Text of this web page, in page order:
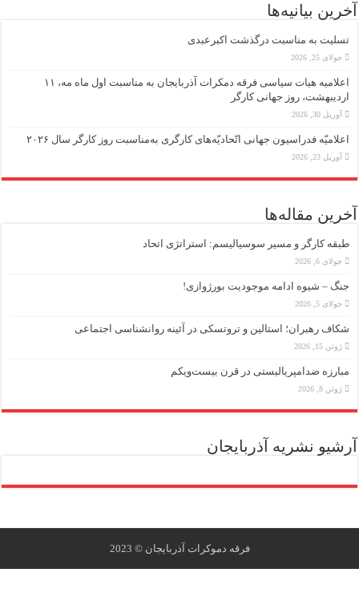
بیانیه‌ها
به مناسبت درگذشت اکبرعبدی
جولای 25, 2026
اعلامیه هیات سیاسی فرقه دمکرات آذربایجان به مناسبت اول ماه مه، ۱۱
روز جهانی کارگر
آوریل 30, 2026
فدراسیون جهانی اتّحادیّه‌های کارگری به‌مناسبت روز کارگر سال ۲۰۲۶
آوریل 23, 2026
مقاله‌ها
کارگر و مسیر سوسیالیسم: استراتژی اتحاد
جولای 6, 2026
– شیوه ادامه موجودیت بورژوازی!
جولای 5, 2026
رهبران؛ استالین و تروتسکی در آئینه روانشناسی اجتماعی
ژوئن 15, 2026
ضد‌امپریالیستی در قرن بیست‌ویکم
ژوئن 8, 2026
نشریه آذربایجان
فرقه دموکرات ‫آذربایجان‬ © 2023